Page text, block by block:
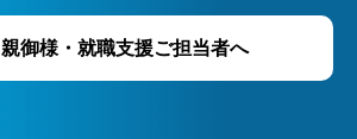
親御様・就職支援ご担当者へ